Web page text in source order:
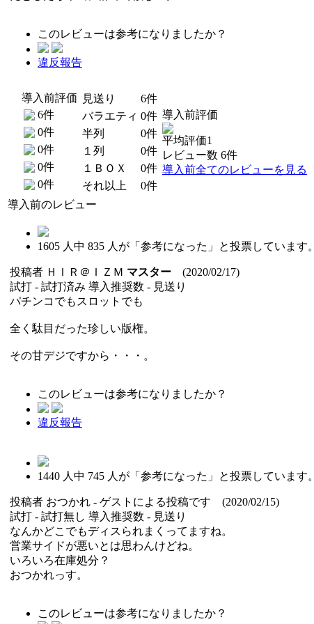
このレビューは参考になりましたか？
違反報告
導入前評価
6件
0件
0件
0件
0件
見送り
6件
バラエティ 0件
半列
0件
１列
0件
１ＢＯＸ
0件
それ以上
0件
導入前評価
平均評価1
レビュー数 6件
導入前全てのレビューを見る
導入前のレビュー
1605 人中 835 人が「参考になった」と投票しています。
投稿者 ＨＩＲ＠ＩＺＭ マスター (2020/02/17)
試打 - 試打済み 導入推奨数 - 見送り
パチンコでもスロットでも
全く駄目だった珍しい版権。
その甘デジですから・・・。
このレビューは参考になりましたか？
違反報告
1440 人中 745 人が「参考になった」と投票しています。
投稿者 おつかれ - ゲストによる投稿です (2020/02/15)
試打 - 試打無し 導入推奨数 - 見送り
なんかどこでもディスられまくってますね。
営業サイドが悪いとは思わんけどね。
いろいろ在庫処分？
おつかれっす。
このレビューは参考になりましたか？